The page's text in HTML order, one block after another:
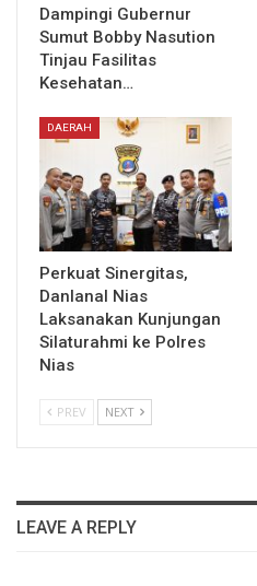
Dampingi Gubernur
Sumut Bobby Nasution
Tinjau Fasilitas
Kesehatan…
DAERAH
Perkuat Sinergitas,
Danlanal Nias
Laksanakan Kunjungan
Silaturahmi ke Polres
Nias
PREV NEXT
LEAVE A REPLY